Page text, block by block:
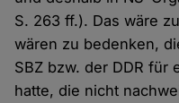
S. 263 ff.). Das wäre
wären zu bedenken,
SBZ bzw. der DDR für
hatte, die nicht